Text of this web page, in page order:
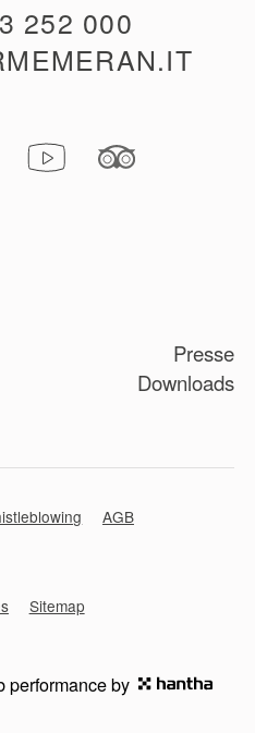
Presse
Downloads
252 000
AGB
Sitemap
performance by